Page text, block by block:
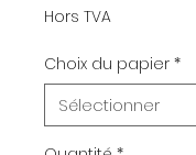
Hors TVA
Choix du papier *